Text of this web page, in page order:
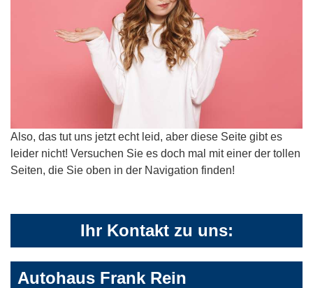
Also, das tut uns jetzt echt leid, aber diese Seite gibt es
leider nicht! Versuchen Sie es doch mal mit einer der tollen
Seiten, die Sie oben in der Navigation finden!
Ihr Kontakt zu uns:
Autohaus Frank Rein